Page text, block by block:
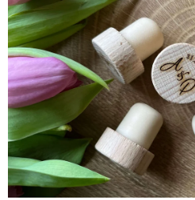
z
5
hvězdiček.